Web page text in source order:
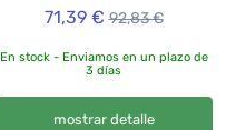
71,39 € 92,83 €
En stock - Enviamos en un plazo de
3 días
mostrar detalle